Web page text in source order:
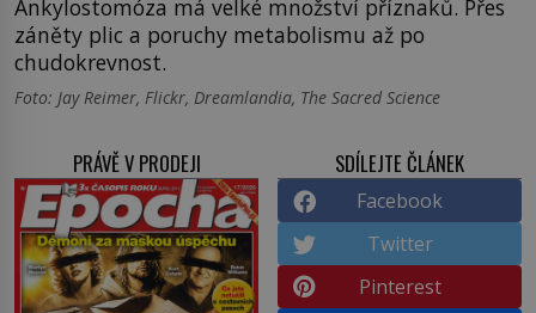
Ankylostomóza má velké množství příznaků. Přes
záněty plic a poruchy metabolismu až po
chudokrevnost.
Foto: Jay Reimer, Flickr, Dreamlandia, The Sacred Science
PRÁVĚ V PRODEJI SDÍLEJTE ČLÁNEK
Facebook
Twitter
Pinterest